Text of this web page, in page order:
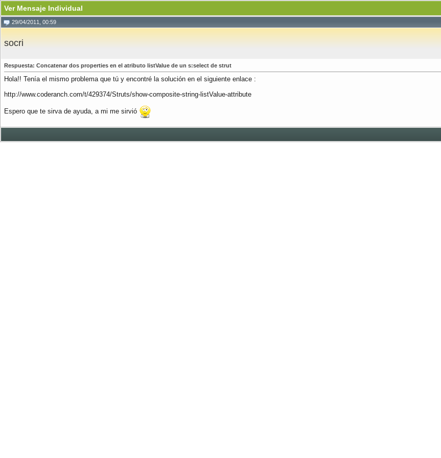
Ver Mensaje Individual
29/04/2011, 00:59
socri
Respuesta: Concatenar dos properties en el atributo listValue de un s:select de strut
Hola!! Tenía el mismo problema que tú y encontré la solución en el siguiente enlace :
http://www.coderanch.com/t/429374/Struts/show-composite-string-listValue-attribute
Espero que te sirva de ayuda, a mi me sirvió